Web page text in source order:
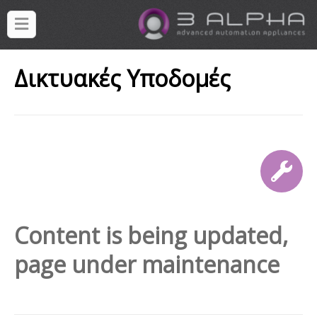
Δικτυακές Υποδομές
Content is being updated,
page under maintenance